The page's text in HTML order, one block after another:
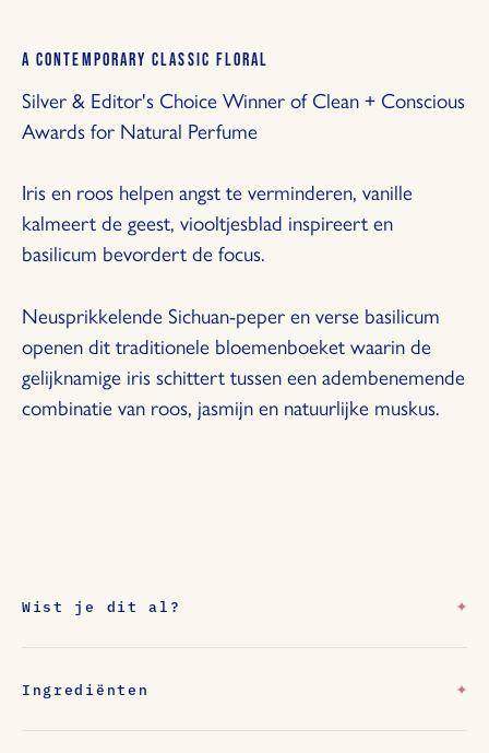
A CONTEMPORARY CLASSIC FLORAL
Silver & Editor's Choice Winner of Clean + Conscious
Awards for Natural Perfume
Iris en roos helpen angst te verminderen, vanille
kalmeert de geest, viooltjesblad inspireert en
basilicum bevordert de focus.
Neusprikkelende Sichuan-peper en verse basilicum
openen dit traditionele bloemenboeket waarin de
gelijknamige iris schittert tussen een adembenemende
combinatie van roos, jasmijn en natuurlijke muskus.
Wist je dit al?
HeartIris, Rose, Jasmin
BaseVanilla, Musk
Ingrediënten